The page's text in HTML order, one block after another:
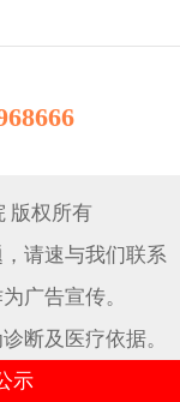
版权所有
请速与我们联系
广告宣传。
断及医疗依据。
示